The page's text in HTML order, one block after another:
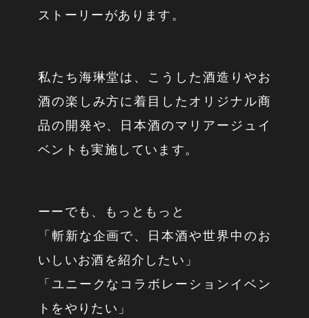
ストーリーがあります。
私たち海琳堂は、こうした酒造りやお
酒の楽しみ方に着目したオリジナル商
品の開発や、日本酒のマリアージュイ
ベントも実施しています。
ーーでも、もっともっと
「斬新な企画で、日本酒や世界中のお
いしいお酒を紹介したい」
「ユニークなコラボレーションイベン
トをやりたい」